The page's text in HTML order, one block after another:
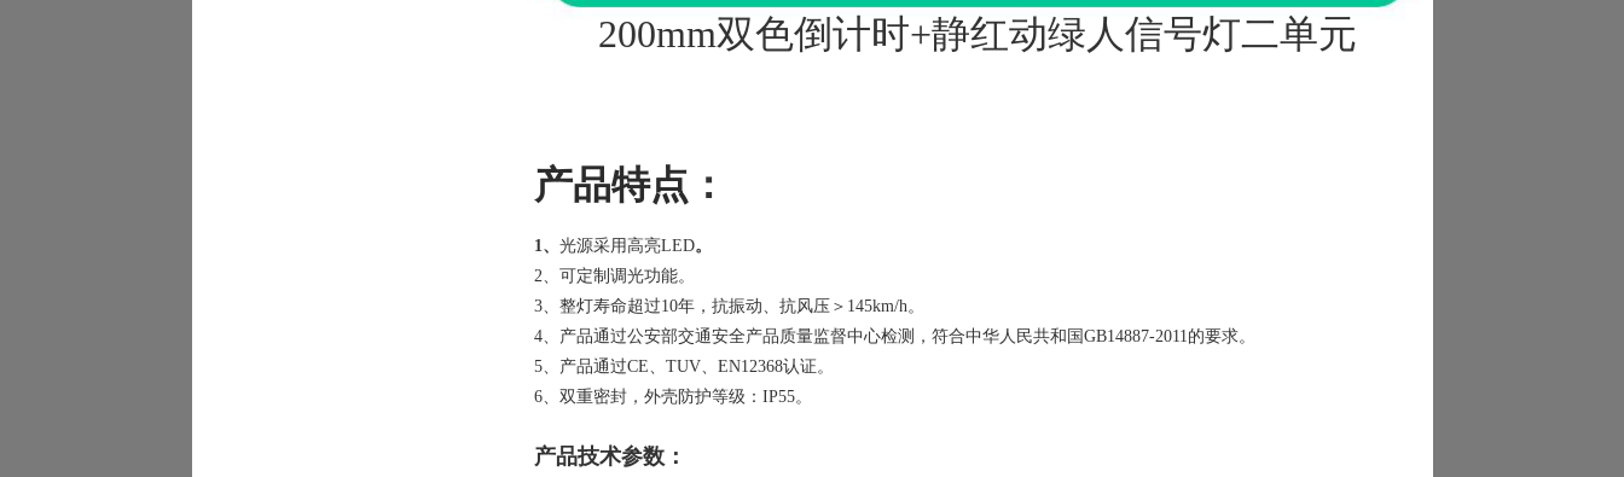
200mm双色倒计时+静红动绿人信号灯二单元
产品特点 ：
1、 光源采用高亮LED。
2、可定制调光功能。
3、整灯寿命超过10年，抗振动、抗风压＞145km/h。
4、产品通过公安部交通安全产品质量监督中心检测，符合中华人民共和国GB14887-2011的要求。
5、产品通过CE、TUV、EN12368认证。
6、双重密封，外壳防护等级：IP55。
产品技术参数：